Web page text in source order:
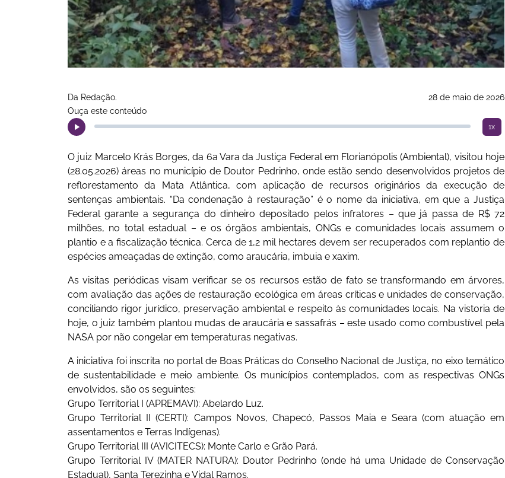
Da Redação.
28 de maio de 2026
Ouça este conteúdo
1x
O juiz Marcelo Krás Borges, da 6a Vara da Justiça Federal em Florianópolis (Ambiental), visitou hoje
(28.05.2026) áreas no município de Doutor Pedrinho, onde estão sendo desenvolvidos projetos de
reflorestamento da Mata Atlântica, com aplicação de recursos originários da execução de
sentenças ambientais. “Da condenação à restauração” é o nome da iniciativa, em que a Justiça
Federal garante a segurança do dinheiro depositado pelos infratores – que já passa de R$ 72
milhões, no total estadual – e os órgãos ambientais, ONGs e comunidades locais assumem o
plantio e a fiscalização técnica. Cerca de 1,2 mil hectares devem ser recuperados com replantio de
espécies ameaçadas de extinção, como araucária, imbuia e xaxim.
As visitas periódicas visam verificar se os recursos estão de fato se transformando em árvores,
com avaliação das ações de restauração ecológica em áreas críticas e unidades de conservação,
conciliando rigor jurídico, preservação ambiental e respeito às comunidades locais. Na vistoria de
hoje, o juiz também plantou mudas de araucária e sassafrás – este usado como combustível pela
NASA por não congelar em temperaturas negativas.
A iniciativa foi inscrita no portal de Boas Práticas do Conselho Nacional de Justiça, no eixo temático
de sustentabilidade e meio ambiente. Os municípios contemplados, com as respectivas ONGs
envolvidos, são os seguintes:
Grupo Territorial I (APREMAVI): Abelardo Luz.
Grupo Territorial II (CERTI): Campos Novos, Chapecó, Passos Maia e Seara (com atuação em
assentamentos e Terras Indígenas).
Grupo Territorial III (AVICITECS): Monte Carlo e Grão Pará.
Grupo Territorial IV (MATER NATURA): Doutor Pedrinho (onde há uma Unidade de Conservação
Estadual), Santa Terezinha e Vidal Ramos.